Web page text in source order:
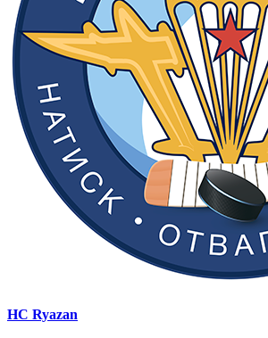
HC Ryazan